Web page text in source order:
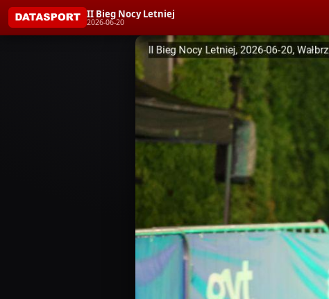
II Bieg Nocy Letniej
2026-06-20